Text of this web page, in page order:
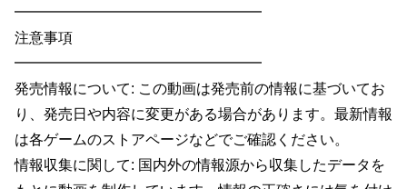
━━━━━━━━━━━━━━━━━
注意事項
━━━━━━━━━━━━━━━━━
発売情報について: この動画は発売前の情報に基づいてお
り、発売日や内容に変更がある場合があります。最新情報
は各ゲームのストアページなどでご確認ください。
情報収集に関して: 国内外の情報源から収集したデータを